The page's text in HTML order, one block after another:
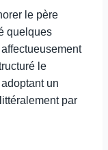
le père
quelques
le
un
par